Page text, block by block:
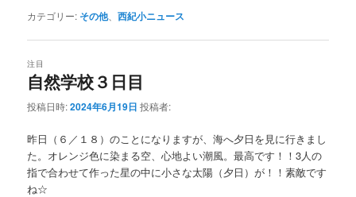
カテゴリー: その他、西紀小ニュース
自然学校３日目
注目
投稿日時:2024年6月19日 投稿者:
昨日（６／１８）のことになりますが、海へ夕日を見に行きまし
た。オレンジ色に染まる空、心地よい潮風。最高です！！3人の
指で合わせて作った星の中に小さな太陽（夕日）が！！素敵です
ね☆